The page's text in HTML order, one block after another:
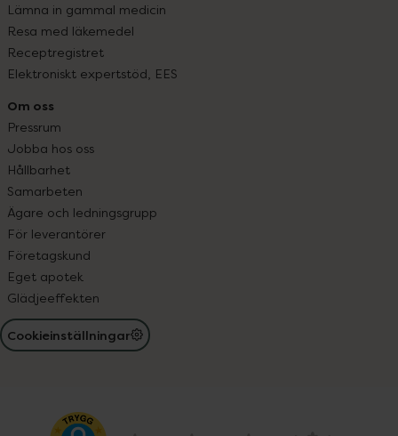
Lämna in gammal medicin
Resa med läkemedel
Receptregistret
Elektroniskt expertstöd, EES
Om oss
Pressrum
Jobba hos oss
Hållbarhet
Samarbeten
Ägare och ledningsgrupp
För leverantörer
Företagskund
Eget apotek
Glädjeeffekten
Cookieinställningar